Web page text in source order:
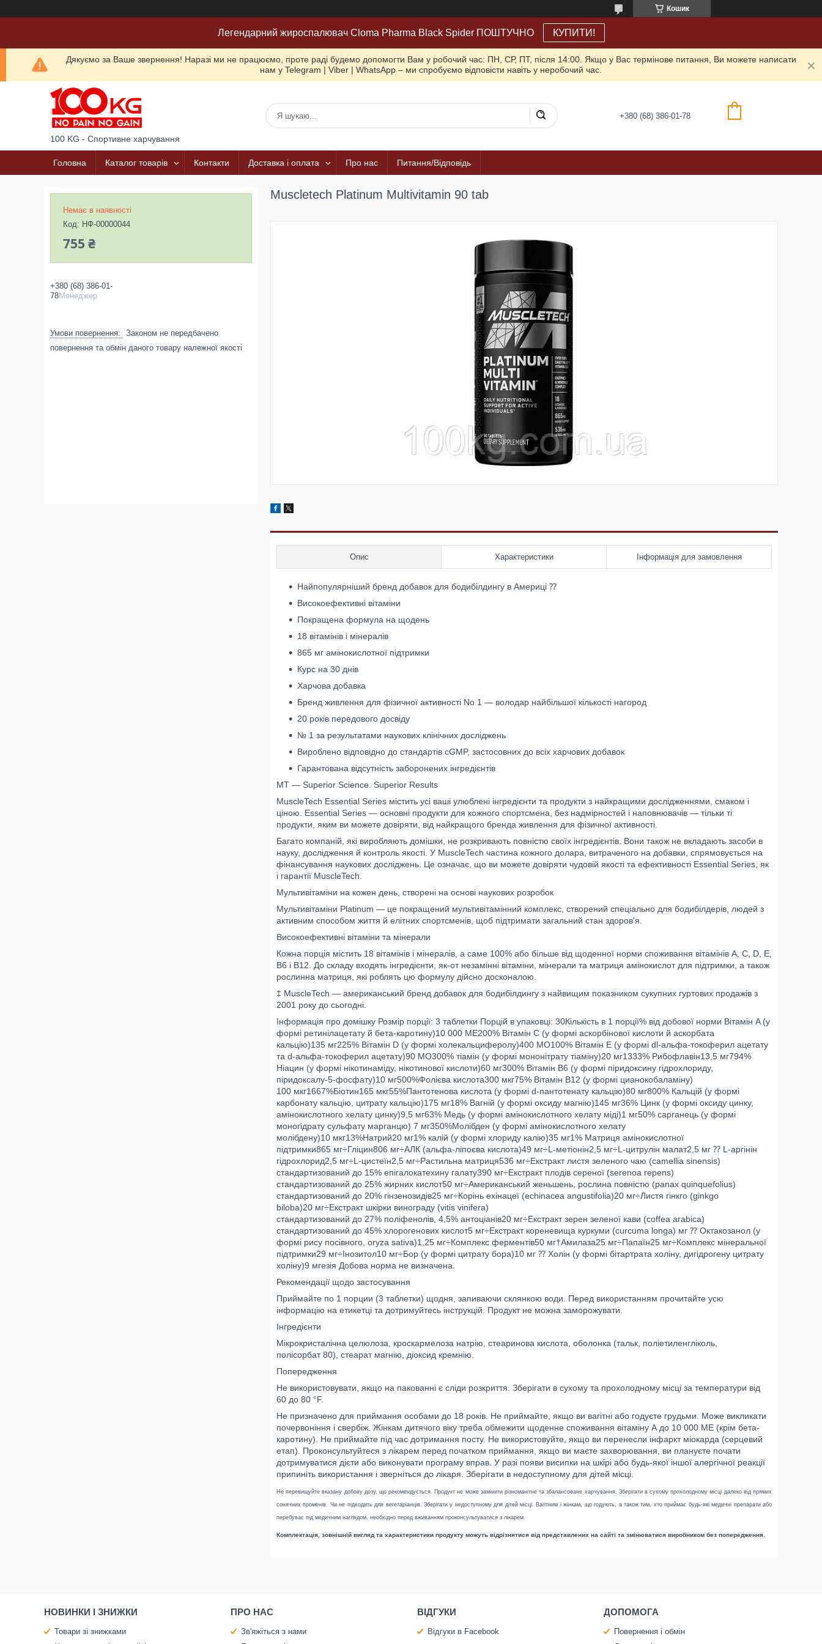
Кошик
Легендарний жироспалювач Cloma Pharma Black Spider ПОШТУЧНО КУПИТИ!
Дякуємо за Ваше звернення! Наразі ми не працюємо, проте раді будемо допомогти Вам у робочий час: ПН, СР, ПТ, після 14:00. Якщо у Вас термінове питання, Ви можете написати
нам у Telegram | Viber | WhatsApp – ми спробуємо відповісти навіть у неробочий час.
100 KG - Спортивне харчування
+380 (68) 386-01-78
Головна Каталог товарів Контакти Доставка і оплата Про нас Питання/Відповідь
Muscletech Platinum Multivitamin 90 tab
Опис Характеристики Інформація для замовлення
Найпопулярніший бренд добавок для бодибілдингу в Америці ⁇
Високоефективні вітаміни
Покращена формула на щодень
18 вітамінів і мінералів
865 мг амінокислотної підтримки
Курс на 30 днів
Харчова добавка
Бренд живлення для фізичної активності No 1 — володар найбільшої кількості нагород
20 років передового досвіду
№ 1 за результатами наукових клінічних досліджень
Вироблено відповідно до стандартів cGMP, застосовних до всіх харчових добавок
Гарантована відсутність заборонених інгредієнтів
MT — Superior Science. Superior Results
MuscleTech Essential Series містить усі ваші улюблені інгредієнти та продукти з найкращими дослідженнями, смаком і
ціною. Essential Series — основні продукти для кожного спортсмена, без надмірностей і наповнювачів — тільки ті
продукти, яким ви можете довіряти, від найкращого бренда живлення для фізичної активності.
Багато компаній, які виробляють домішки, не розкривають повністю своїх інгредієнтів. Вони також не вкладають засоби в
науку, дослідження й контроль якості. У MuscleTech частина кожного долара, витраченого на добавки, спрямовується на
фінансування наукових досліджень. Це означає, що ви можете довіряти чудовій якості та ефективності Essential Series, як
і гарантії MuscleTech.
Мультивітаміни на кожен день, створені на основі наукових розробок
Мультивітаміни Platinum — це покращений мультивітамінний комплекс, створений спеціально для бодибілдерів, людей з
активним способом життя й елітних спортсменів, щоб підтримати загальний стан здоров'я.
Високоефективні вітаміни та мінерали
Кожна порція містить 18 вітамінів і мінералів, а саме 100% або більше від щоденної норми споживання вітамінів A, C, D, E,
B6 і B12. До складу входять інгредієнти, як-от незамінні вітаміни, мінерали та матриця амінокислот для підтримки, а також
рослинна матриця, які роблять цю формулу дійсно досконалою.
‡ MuscleTech — американський бренд добавок для бодибілдингу з найвищим показником сукупних гуртових продажів з
2001 року до сьогодні.
Інформація про домішку Розмір порції: 3 таблетки Порцій в упаковці: 30Кількість в 1 порції% від добової норми Вітамін A (у
формі ретинілацетату й бета-каротину)10 000 МЕ200% Вітамін С (у формі аскорбінової кислоти й аскорбата
кальцію)135 мг225% Вітамін D (у формі холекальциферолу)400 МО100% Вітамін E (у формі dl-альфа-токоферил ацетату
та d-альфа-токоферил ацетату)90 МО300% тіамін (у формі мононітрату тіаміну)20 мг1333% Рибофлавін13,5 мг794%
Ніацин (у формі нікотинаміду, нікотинової кислоти)60 мг300% Вітамін B6 (у формі піридоксину гідрохлориду,
піридоксалу-5-фосфату)10 мг500%Фолієва кислота300 мкг75% Вітамін В12 (у формі цианокобаламіну)
100 мкг1667%Біотин165 мкг55%Пантотенова кислота (у формі d-пантотенату кальцію)80 мг800% Кальцій (у формі
карбонату кальцію, цитрату кальцію)175 мг18% Вагній (у формі оксиду магнію)145 мг36% Цинк (у формі оксиду цинку,
амінокислотного хелату цинку)9,5 мг63% Медь (у формі амінокислотного хелату міді)1 мг50% сарганець (у формі
моногідрату сульфату марганцю) 7 мг350%Молібден (у формі амінокислотного хелату
молібдену)10 мкг13%Натрий20 мг1% калій (у формі хлориду калію)35 мг1% Матриця амінокислотної
підтримки865 мг÷Гліцин806 мг÷АЛК (альфа-ліпоєва кислота)49 мг÷L-метіонін2,5 мг÷L-цитрулін малат2,5 мг ⁇ L-аргінін
гідрохлорид2,5 мг÷L-цистеїн2,5 мг÷Растильна матриця536 мг÷Екстракт листя зеленого чаю (camellia sinensis)
стандартизований до 15% епігалокатехину галату390 мг÷Екстракт плодів сереної (serenoa repens)
стандартизований до 25% жирних кислот50 мг÷Американський женьшень, рослина повністю (panax quinquefolius)
стандартизований до 20% гінзенозидів25 мг÷Корінь ехінацеї (echinacea angustifolia)20 мг÷Листя гінкго (ginkgo
biloba)20 мг÷Екстракт шкірки винограду (vitis vinifera)
стандартизований до 27% поліфенолів, 4,5% антоціанів20 мг÷Екстракт зерен зеленої кави (coffea arabica)
стандартизований до 45% хлорогенових кислот5 мг÷Екстракт кореневища куркуми (curcuma longa) мг ⁇ Октакозанол (у
формі рису посівного, oryza sativa)1,25 мг÷Комплекс ферментів50 мг†Амилаза25 мг÷Папаїн25 мг÷Комплекс мінеральної
підтримки29 мг÷Інозитол10 мг÷Бор (у формі цитрату бора)10 мг ⁇ Холін (у формі бітартрата холіну, дигідрогену цитрату
холіну)9 мгезія Добова норма не визначена.
Рекомендації щодо застосування
Приймайте по 1 порции (3 таблетки) щодня, запиваючи склянкою води. Перед використанням прочитайте усю
інформацію на етикетці та дотримуйтесь інструкцій. Продукт не можна заморожувати.
Інгредієнти
Мікрокристалічна целюлоза, кроскармелоза натрію, стеаринова кислота, оболонка (тальк, поліетиленгліколь,
полісорбат 80), стеарат магнію, діоксид кремнію.
Попередження
Не використовувати, якщо на пакованні є сліди розкриття. Зберігати в сухому та прохолодному місці за температури від
60 до 80 °F.
Не призначено для приймання особами до 18 років. Не приймайте, якщо ви вагітні або годуєте грудьми. Може викликати
почервоніння і свербіж. Жінкам дитячого віку треба обмежити щоденне споживання вітаміну А до 10 000 МЕ (крім бета-
каротину). Не приймайте під час дотримання посту. Не використовуйте, якщо ви перенесли інфаркт міокарда (серцевий
етап). Проконсультуйтеся з лікарем перед початком приймання, якщо ви маєте захворювання, ви плануєте почати
дотримуватися дієти або виконувати програму вправ. У разі появи висипки на шкірі або будь-якої іншої алергічної реакції
припиніть використання і зверніться до лікаря. Зберігати в недоступному для дітей місці.
Не перевищуйте вказану добову дозу, що рекомендується. Продукт не може замінити різноманітне та збалансоване харчування. Зберігати в сухому прохолодному місці далеко від прямих
сонячних променів. Чи не підходить для вегетаріанців. Зберігати у недоступному для дітей місці. Вагітним і жінкам, що годують, а також тим, хто приймає будь-які медичні препарати або
перебуває під медичним наглядом, необхідно перед вживанням проконсультуватися з лікарем.
Комплектація, зовнішній вигляд та характеристики продукту можуть відрізнятися від представлених на сайті та змінюватися виробником без попередження.
Немає в наявності
Код: НФ-00000044
755 ₴
+380 (68) 386-01-
78Менеджер
Законом не передбачено
повернення та обмін даного товару належної якості
НОВИНКИ І ЗНИЖКИ
Товари зі знижками
ПРО НАС
Зв'яжіться з нами
ВІДГУКИ
Відгуки в Facebook
ДОПОМОГА
Повернення і обмін